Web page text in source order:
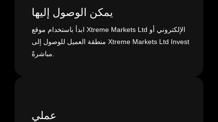
يمكن الوصول إليها
ابدأ باستخدام موقع Xtreme Markets Ltd الإلكتروني أو
منطقة العميل للوصول إلى Xtreme Markets Ltd Invest
عملي